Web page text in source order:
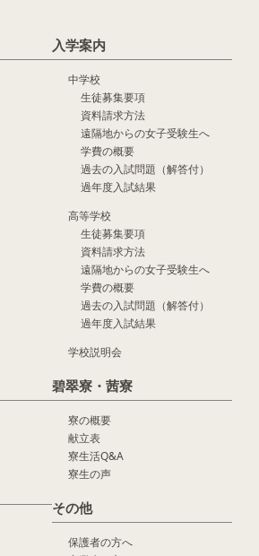
入学案内
中学校
生徒募集要項
資料請求方法
遠隔地からの女子受験生へ
学費の概要
過去の入試問題（解答付）
過年度入試結果
高等学校
生徒募集要項
資料請求方法
遠隔地からの女子受験生へ
学費の概要
過去の入試問題（解答付）
過年度入試結果
学校説明会
碧翠寮・茜寮
寮の概要
献立表
寮生活Q&A
寮生の声
その他
保護者の方へ